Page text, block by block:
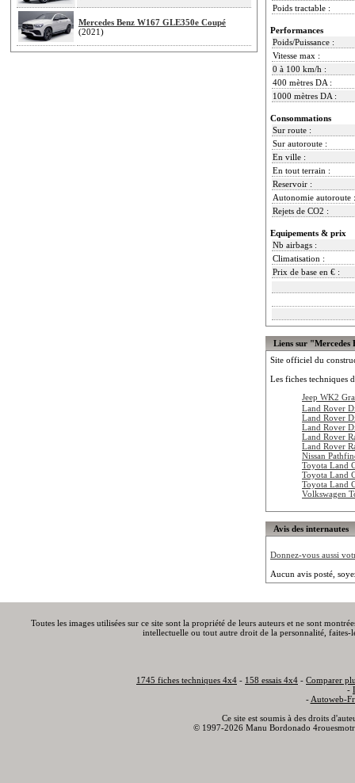
Mercedes Benz W167 GLE350e Coupé
(2021)
Poids tractable :
Performances
Poids/Puissance :
Vitesse max :
0 à 100 km/h :
400 mètres DA :
1000 mètres DA :
Consommations
Sur route :
Sur autoroute :
En ville :
En tout terrain :
Reservoir :
Autonomie autoroute :
Rejets de CO2 :
Equipements & prix
Nb airbags :
Climatisation :
Prix de base en € :
Liens sur "Mercedes
Site officiel du
Les fiches techniques
Jeep WK2
Land Rover
Land Rover
Land Rover
Land Rover
Land Rover
Nissan
Toyota Land
Toyota Land
Toyota Land
Volkswagen
Avis des internautes
Donnez-vous aussi
Aucun avis posté,
Toutes les images utilisées sur ce site sont la propriété de leurs auteurs et ne sont
intellectuelle ou tout autre droit de la personnalité,
1745 fiches techniques 4x4 - 158 essais 4x4 - Comparer
-
- Autoweb-
Ce site est soumis à des droits
© 1997-2026 Manu Bordonado